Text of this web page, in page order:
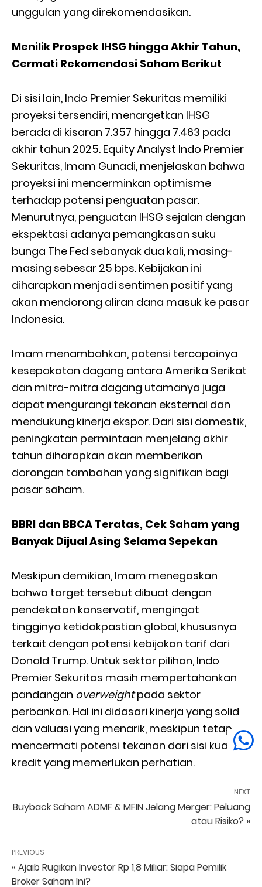
unggulan yang direkomendasikan.
Menilik Prospek IHSG hingga Akhir Tahun,
Cermati Rekomendasi Saham Berikut
Di sisi lain, Indo Premier Sekuritas memiliki
proyeksi tersendiri, menargetkan IHSG
berada di kisaran 7.357 hingga 7.463 pada
akhir tahun 2025. Equity Analyst Indo Premier
Sekuritas, Imam Gunadi, menjelaskan bahwa
proyeksi ini mencerminkan optimisme
terhadap potensi penguatan pasar.
Menurutnya, penguatan IHSG sejalan dengan
ekspektasi adanya pemangkasan suku
bunga The Fed sebanyak dua kali, masing-
masing sebesar 25 bps. Kebijakan ini
diharapkan menjadi sentimen positif yang
akan mendorong aliran dana masuk ke pasar
Indonesia.
Imam menambahkan, potensi tercapainya
kesepakatan dagang antara Amerika Serikat
dan mitra-mitra dagang utamanya juga
dapat mengurangi tekanan eksternal dan
mendukung kinerja ekspor. Dari sisi domestik,
peningkatan permintaan menjelang akhir
tahun diharapkan akan memberikan
dorongan tambahan yang signifikan bagi
pasar saham.
BBRI dan BBCA Teratas, Cek Saham yang
Banyak Dijual Asing Selama Sepekan
Meskipun demikian, Imam menegaskan
bahwa target tersebut dibuat dengan
pendekatan konservatif, mengingat
tingginya ketidakpastian global, khususnya
terkait dengan potensi kebijakan tarif dari
Donald Trump. Untuk sektor pilihan, Indo
Premier Sekuritas masih mempertahankan
pandangan overweightpada sektor
perbankan. Hal ini didasari kinerja yang solid
dan valuasi yang menarik, meskipun tetap
mencermati potensi tekanan dari sisi kualitas
kredit yang memerlukan perhatian.
NEXT
Buyback Saham ADMF & MFIN Jelang Merger: Peluang
atau Risiko? »
PREVIOUS
« Ajaib Rugikan Investor Rp 1,8 Miliar: Siapa Pemilik
Broker Saham Ini?